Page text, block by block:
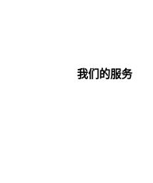
我们的服务